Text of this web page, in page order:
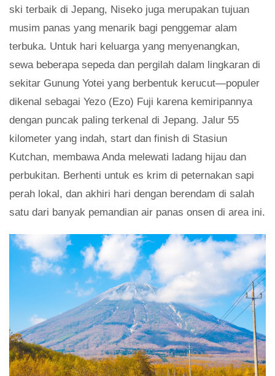
ski terbaik di Jepang, Niseko juga merupakan tujuan
musim panas yang menarik bagi penggemar alam
terbuka. Untuk hari keluarga yang menyenangkan,
sewa beberapa sepeda dan pergilah dalam lingkaran di
sekitar Gunung Yotei yang berbentuk kerucut—populer
dikenal sebagai Yezo (Ezo) Fuji karena kemiripannya
dengan puncak paling terkenal di Jepang. Jalur 55
kilometer yang indah, start dan finish di Stasiun
Kutchan, membawa Anda melewati ladang hijau dan
perbukitan. Berhenti untuk es krim di peternakan sapi
perah lokal, dan akhiri hari dengan berendam di salah
satu dari banyak pemandian air panas onsen di area ini.